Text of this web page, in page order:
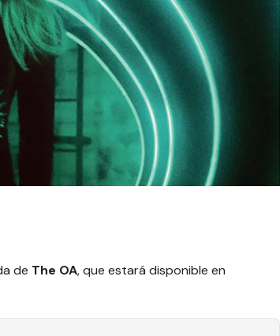
de The OA, que estará disponible en